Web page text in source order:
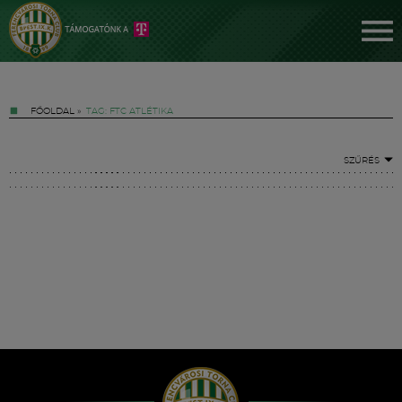
FŐOLDAL » TAG: FTC ATLÉTIKA
SZŰRÉS
Hírek